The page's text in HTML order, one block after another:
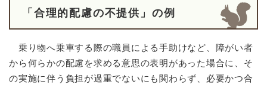
「合理的配慮の不提供」の例
乗り物へ乗車する際の職員による手助けなど、障がい者
から何らかの配慮を求める意思の表明があった場合に、そ
の実施に伴う負担が過重でないにも関わらず、必要かつ合